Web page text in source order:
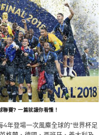
4年登場一次風麋全球的"世界杯足